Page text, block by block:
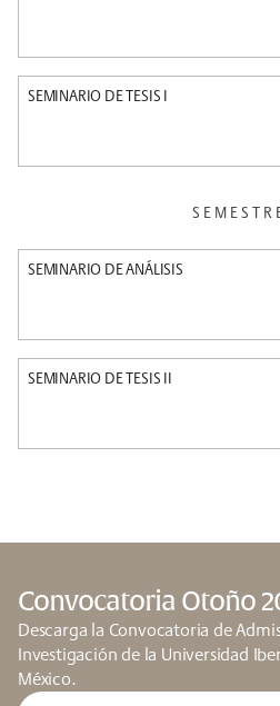
SEMINARIO DE TESIS I
SEMINARIO DE ANÁLISIS
SEMINARIO DE TESIS II
Convocatoria Otoño
Descarga la Convocatoria de
Investigación de la Universidad
México.